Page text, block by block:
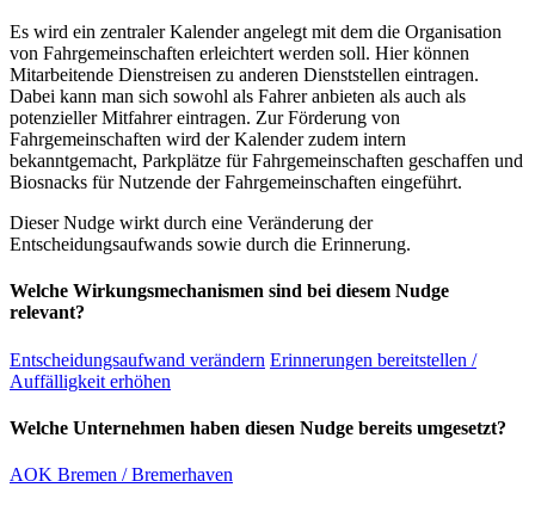
Es wird ein zentraler Kalender angelegt mit dem die Organisation
von Fahrgemeinschaften erleichtert werden soll. Hier können
Mitarbeitende Dienstreisen zu anderen Dienststellen eintragen.
Dabei kann man sich sowohl als Fahrer anbieten als auch als
potenzieller Mitfahrer eintragen. Zur Förderung von
Fahrgemeinschaften wird der Kalender zudem intern
bekanntgemacht, Parkplätze für Fahrgemeinschaften geschaffen und
Biosnacks für Nutzende der Fahrgemeinschaften eingeführt.
Dieser Nudge wirkt durch eine Veränderung der
Entscheidungsaufwands sowie durch die Erinnerung.
Welche Wirkungsmechanismen sind bei diesem Nudge
relevant?
Entscheidungsaufwand verändern Erinnerungen bereitstellen /
Auffälligkeit erhöhen
Welche Unternehmen haben diesen Nudge bereits umgesetzt?
AOK Bremen / Bremerhaven